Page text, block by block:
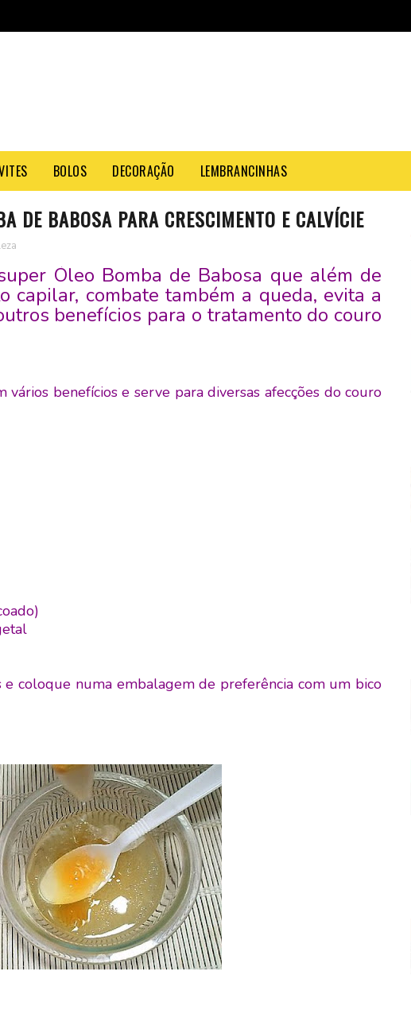
BOLOS DECORAÇÃO LEMBRANCINHAS
DE BABOSA PARA CRESCIMENTO E CALVÍCIE
Óleo Bomba de Babosa que além de
capilar, combate também a queda, evita a
benefícios para o tratamento do couro
vários benefícios e serve para diversas afecções do couro
coloque numa embalagem de preferência com um bico